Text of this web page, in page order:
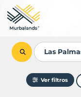
Ver filtros